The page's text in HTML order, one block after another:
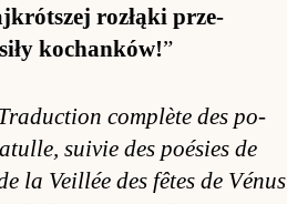
roz­łąki prze­
ko­chan­ków!”
com­plète des po­
su­ivie des po­ésies de
la Veil­lée des fêtes de Vénus